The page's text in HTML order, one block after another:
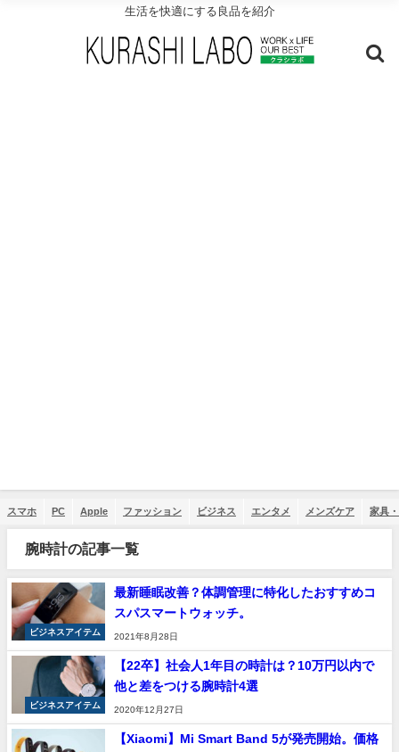
生活を快適にする良品を紹介
スマホ PC Apple ファッション ビジネス エンタメ メンズケア 家具
腕時計の記事一覧
ビジネスアイテム
最新睡眠改善？体調管理に特化したおすすめコ
スパスマートウォッチ。
2021年8月28日
ビジネスアイテム
【22卒】社会人1年目の時計は？10万円以内で
他と差をつける腕時計4選
2020年12月27日
【Xiaomi】Mi Smart Band 5が発売開始。価格